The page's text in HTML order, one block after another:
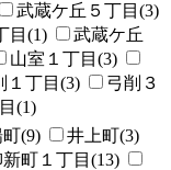
武蔵ケ丘５丁目(3)
目(1)
武蔵ケ丘
山室１丁目(3)
１丁目(3)
弓削３
(1)
(9)
井上町(3)
町１丁目(13)